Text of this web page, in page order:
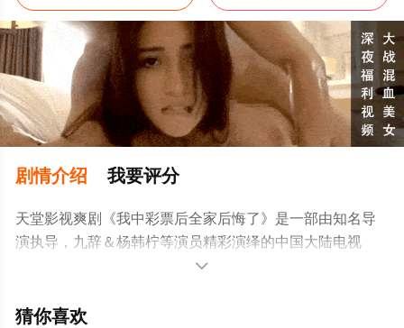
剧情介绍 我要评分
天堂影视爽剧《我中彩票后全家后悔了》是一部由知名导
演执导，九辞＆杨韩柠等演员精彩演绎的中国大陆电视
剧，大结局剧情已揭晓（更新全集），免费观看高清无删
步至豆瓣电视剧、电视猫或剧情网等平台了解。

猜你喜欢